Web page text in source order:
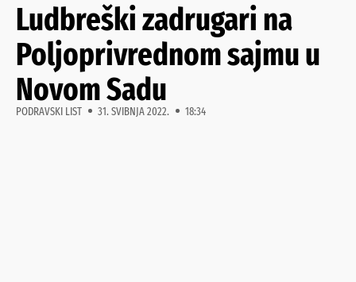
Ludbreški zadrugari na
Poljoprivrednom sajmu u
Novom Sadu
PODRAVSKI LIST 31. SVIBNJA 2022. 18:34